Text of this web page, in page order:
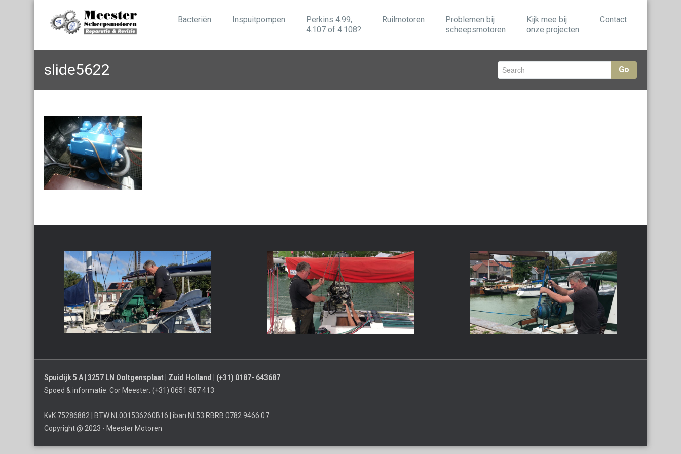
Bacteriën Inspuitpompen
Perkins 4.99,
4.107 of 4.108?
Ruilmotoren
Problemen bij
scheepsmotoren
Kijk mee bij
onze projecten
Contact
slide5622 Go
Spuidijk 5 A | 3257 LN Ooltgensplaat | Zuid Holland | (+31) 0187- 643687
Spoed & informatie: Cor Meester: (+31) 0651 587 413
KvK 75286882 | BTW NL001536260B16 | iban NL53 RBRB 0782 9466 07
Copyright @ 2023 - Meester Motoren